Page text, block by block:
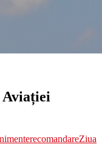
recomandareZiua